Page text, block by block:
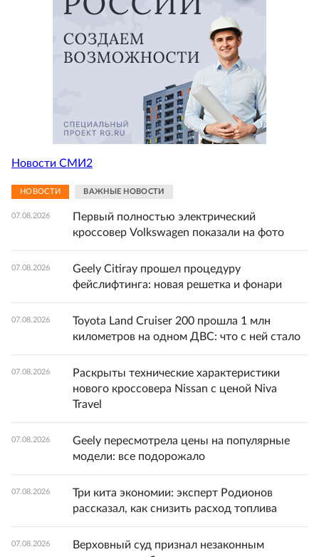
Новости СМИ2
НОВОСТИ ВАЖНЫЕ НОВОСТИ
07.08.2026
Первый полностью электрический
кроссовер Volkswagen показали на фото
07.08.2026
Geely Citiray прошел процедуру
фейслифтинга: новая решетка и фонари
07.08.2026
Toyota Land Cruiser 200 прошла 1 млн
километров на одном ДВС: что с ней стало
07.08.2026
Раскрыты технические характеристики
нового кроссовера Nissan с ценой Niva
Travel
07.08.2026
Geely пересмотрела цены на популярные
модели: все подорожало
07.08.2026
Три кита экономии: эксперт Родионов
рассказал, как снизить расход топлива
07.08.2026
Верховный суд признал незаконным